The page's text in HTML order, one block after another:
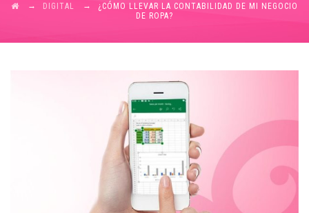
→ DIGITAL →
¿CÓMO LLEVAR LA CONTABILIDAD DE MI NEGOCIO
DE ROPA?